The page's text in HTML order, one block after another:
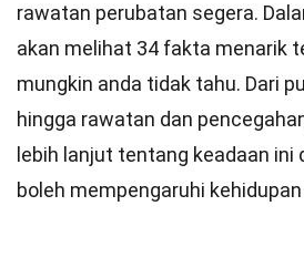
rawatan perubatan segera.
akan melihat 34 fakta menarik
mungkin anda tidak tahu. Dari
hingga rawatan dan
lebih lanjut tentang keadaan ini
boleh mempengaruhi